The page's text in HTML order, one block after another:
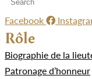
Facebook
Rôle
Biographie de la
Patronage d’honneur